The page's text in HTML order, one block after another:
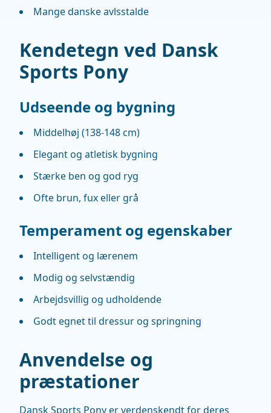
Mange danske avlsstalde
Kendetegn ved Dansk
Sports Pony
Udseende og bygning
Middelhøj (138-148 cm)
Elegant og atletisk bygning
Stærke ben og god ryg
Ofte brun, fux eller grå
Temperament og egenskaber
Intelligent og lærenem
Modig og selvstændig
Arbejdsvillig og udholdende
Godt egnet til dressur og springning
Anvendelse og
præstationer
Dansk Sports Pony er verdenskendt for deres